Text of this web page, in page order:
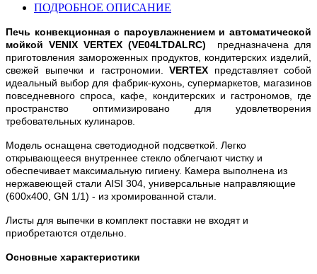
ПОДРОБНОЕ ОПИСАНИЕ
Печь конвекционная с пароувлажнением и автоматической
мойкой VENIX VERTEX (VE04LTDALRС)
предназначена для
приготовления замороженных продуктов, кондитерских изделий,
свежей выпечки и гастрономии. VERTEX представляет собой
идеальный выбор для фабрик-кухонь, супермаркетов, магазинов
повседневного спроса, кафе, кондитерских и гастрономов, где
пространство оптимизировано для удовлетворения
требовательных кулинаров.
Модель оснащена светодиодной подсветкой. Легко
открывающееся внутреннее стекло облегчают чистку и
обеспечивает максимальную гигиену. Камера выполнена из
нержавеющей стали AISI 304, универсальные направляющие
(600х400, GN 1/1) - из хромированной стали.
Листы для выпечки в комплект поставки не входят и
приобретаются отдельно.
Основные характеристики